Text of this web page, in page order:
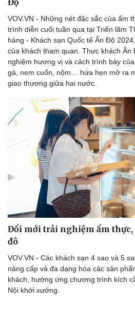
VOV.VN - Những nét đặc sắc của ẩm
trình diễn cuối tuần qua tại Triển lãm
hàng - Khách sạn Quốc tế Ấn Độ
của khách tham quan. Thực khách
nghiệm hương vị và cách trình bày
gà, nem cuốn, nộm… hứa hẹn mở ra
giao thương giữa hai nước.
Đổi mới trải nghiệm ẩm
đô
VOV.VN - Các khách sạn 4 sao và 5
nâng cấp và đa dạng hóa các sản
khách, hưởng ứng chương trình kích
Nội khởi xướng.